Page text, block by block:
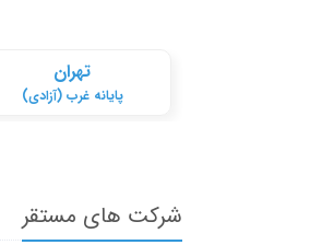
تهران
پایانه غرب (آزادی)
شرکت های مستقر